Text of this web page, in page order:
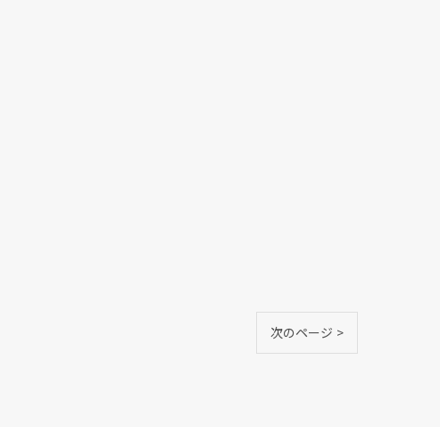
次のページ >